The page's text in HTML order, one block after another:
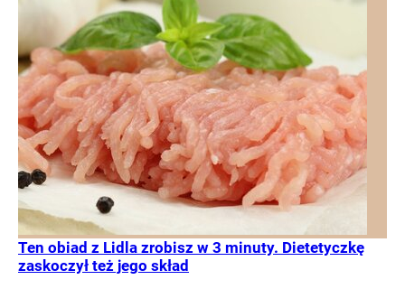
Ten obiad z Lidla zrobisz w 3 minuty. Dietetyczkę
zaskoczył też jego skład